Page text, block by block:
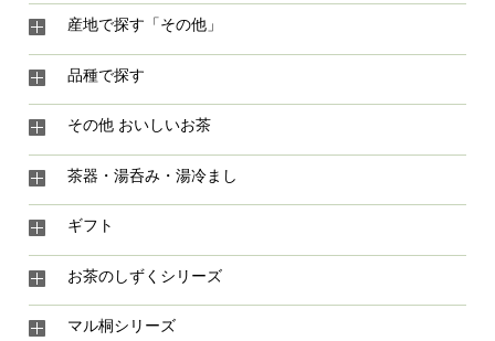
産地で探す「その他」
品種で探す
その他 おいしいお茶
茶器・湯呑み・湯冷まし
ギフト
お茶のしずくシリーズ
マル桐シリーズ